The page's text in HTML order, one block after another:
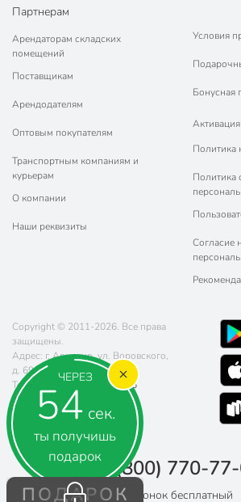
ЧЕРЕЗ
54 сек.
ты получишь
подарок
ПОДАРОК
Партнерам
Арендаторам складских
помещений
Поставщикам
Арендодателям
Оптовым покупателям
Транспортным компаниям и
курьерам
О компании
Наши реквизиты
Условия
Бонусная
Политика
Политика
Согласие
Copyright © 2011-2026. Все права
защищены.
Адрес: г. Армавир, ул. Воровского,
д. 69
Телефон:
8 (800) 770-77-06
Почта:sales@poryadok.ru
8 (800) 770-
Звонок бесплатный